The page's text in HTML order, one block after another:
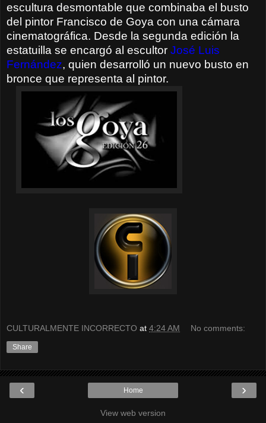
escultura desmontable que combinaba el busto
del pintor Francisco de Goya con una cámara
cinematográfica. Desde la segunda edición la
estatuilla se encargó al escultor José Luis
Fernández, quien desarrolló un nuevo busto en
bronce que representa al pintor.
CULTURALMENTE INCORRECTO at 4:24 AM No comments:
Share
‹ ›
Home
View web version